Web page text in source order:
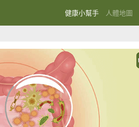
健康小幫手(current)
人體地圖